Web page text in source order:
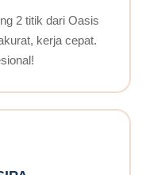
2 titik dari Oasis
kerja cepat.